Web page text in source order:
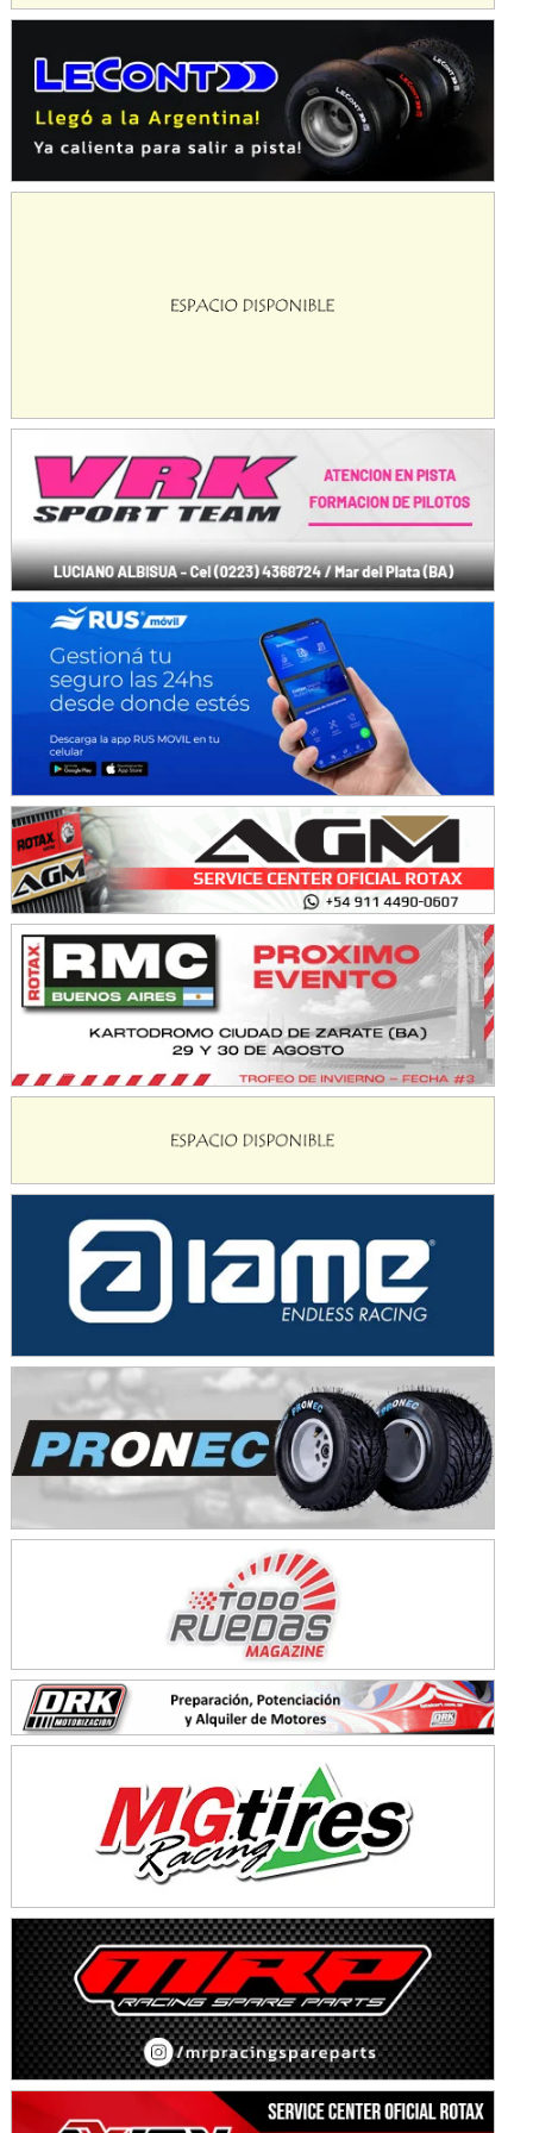
Ciudad de Trenque Lauquen (Asfalto)
Trenque Lauquen (Buenos Aires)
ENTRERRIANO - F6 (POSTERGADA)
Parque de la Velocidad (Asfalto)
Juventud Unida (Tierra)
NORESTE SANTAFESINO - F6
Ciudad de Avellaneda (Asfalto)
SUR SANTAFESINO - F4
José Samuel Sánchez (Tierra)
Rufino (Santa Fe)
TUCUMANO - F5
Juan Navarro (Asfalto)